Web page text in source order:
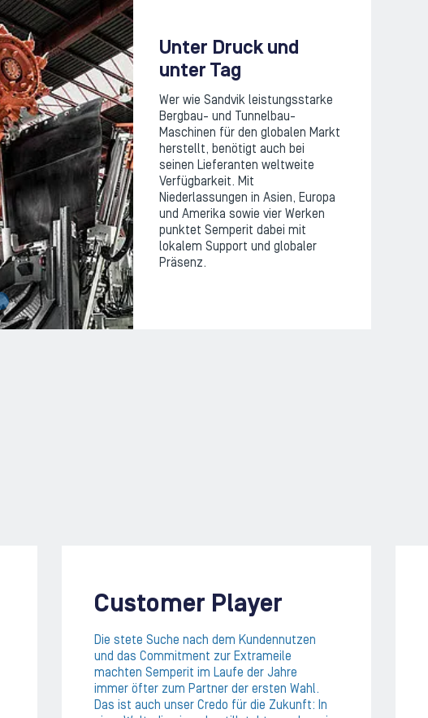
Unter Druck und
unter Tag
Wer wie Sandvik leistungsstarke
Bergbau- und Tunnelbau-
Maschinen für den globalen Markt
herstellt, benötigt auch bei
seinen Lieferanten weltweite
Verfügbarkeit. Mit
Niederlassungen in Asien, Europa
und Amerika sowie vier Werken
punktet Semperit dabei mit
lokalem Support und globaler
Präsenz.
Customer Player
Die stete Suche nach dem Kundennutzen
und das Commitment zur Extrameile
machten Semperit im Laufe der Jahre
immer öfter zum Partner der ersten Wahl.
Das ist auch unser Credo für die Zukunft: In